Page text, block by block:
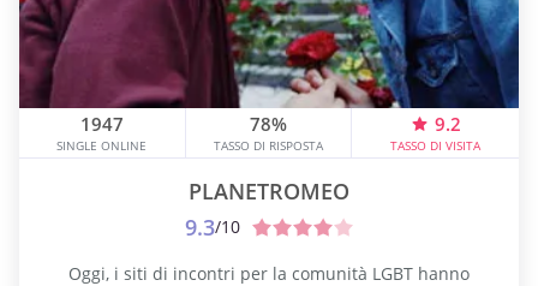
1947
SINGLE ONLINE
78%
TASSO DI RISPOSTA
9.2
TASSO DI VISITA
PLANETROMEO
9.3/10
Oggi, i siti di incontri per la comunità LGBT hanno